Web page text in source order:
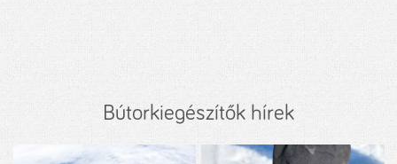
Bútorkiegészítők hírek